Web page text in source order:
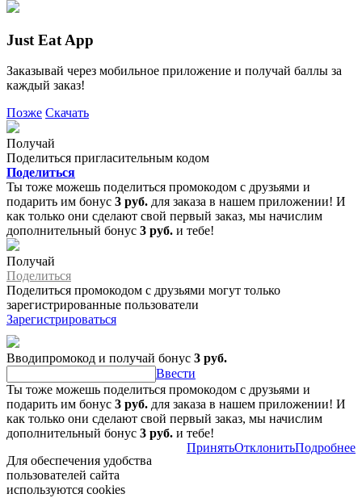
Just Eat App
Заказывай через мобильное приложение и получай баллы за
каждый заказ!
Позже Скачать
Получай
Поделиться пригласительным кодом
Поделиться
Ты тоже можешь поделиться промокодом с друзьями и
подарить им бонус 3 руб. для заказа в нашем приложении! И
как только они сделают свой первый заказ, мы начислим
дополнительный бонус 3 руб. и тебе!
Получай
Поделиться
Поделиться промокодом с друзьями могут только
зарегистрированные пользователи
Зарегистрироваться
Вводипромокод и получай бонус 3 руб.
Ввести
Ты тоже можешь поделиться промокодом с друзьями и
подарить им бонус 3 руб. для заказа в нашем приложении! И
как только они сделают свой первый заказ, мы начислим
дополнительный бонус 3 руб. и тебе!
Для обеспечения удобства
пользователей сайта
используются cookies
ПринятьОтклонитьПодробнее